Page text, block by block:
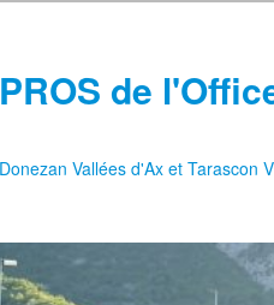
de
Vallées d'Ax et Tarascon